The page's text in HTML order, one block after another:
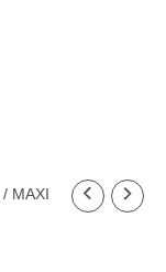
/ MAXI